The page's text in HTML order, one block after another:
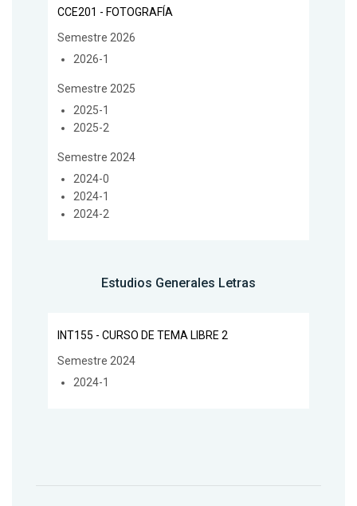
CCE201 - FOTOGRAFÍA
Semestre 2026
2026-1
Semestre 2025
2025-1
2025-2
Semestre 2024
2024-0
2024-1
2024-2
Estudios Generales Letras
INT155 - CURSO DE TEMA LIBRE 2
Semestre 2024
2024-1